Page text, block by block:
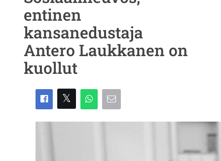
entinen
kansanedustaja
Antero Laukkanen on
kuollut